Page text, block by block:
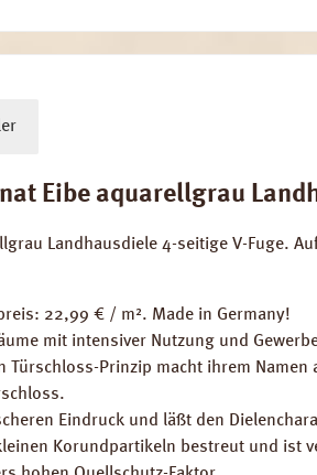
Eibe aquarellgrau
Landhausdiele 4-seitige V-
22,99 € / m². Made in Germany!
mit intensiver Nutzung und
Türschloss-Prinzip macht ihrem
Eindruck und läßt den
Korundpartikeln bestreut und ist